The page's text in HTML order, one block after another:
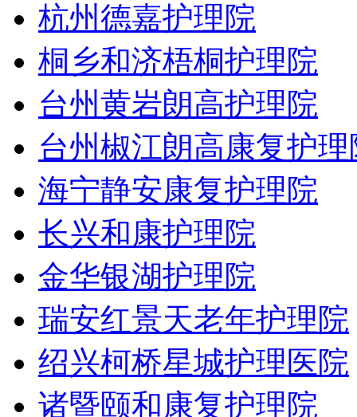
杭州德嘉护理院
桐乡和济梧桐护理院
台州黄岩朗高护理院
台州椒江朗高康复护理
海宁静安康复护理院
长兴和康护理院
金华银湖护理院
瑞安红景天老年护理院
绍兴柯桥星城护理医院
诸暨颐和康复护理院